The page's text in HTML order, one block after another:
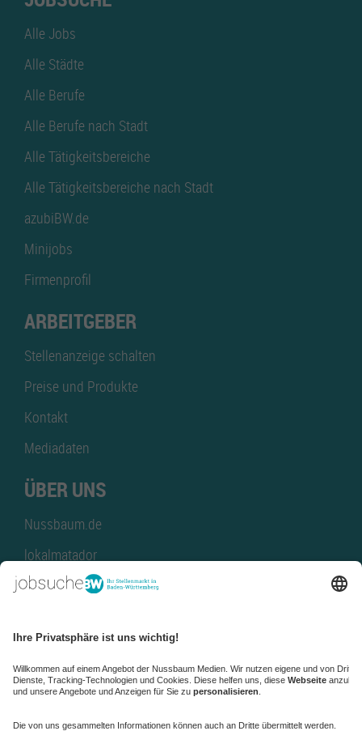
Alle Jobs
Alle Städte
Alle Berufe
Alle Berufe nach Stadt
Alle Tätigkeitsbereiche
Alle Tätigkeitsbereiche nach Stadt
azubiBW.de
Minijobs
Firmenprofil
ARBEITGEBER
Stellenanzeige schalten
Preise und Produkte
Kontakt
Mediadaten
ÜBER UNS
Nussbaum.de
lokalmatador
kaufinBW
NussbaumID
Nussbaum Medien